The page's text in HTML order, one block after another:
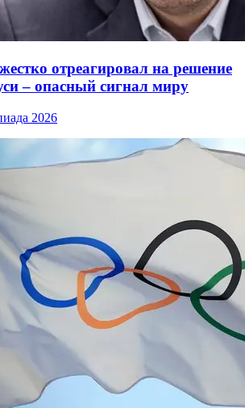
отреагировал на решение
– опасный сигнал миру
2026